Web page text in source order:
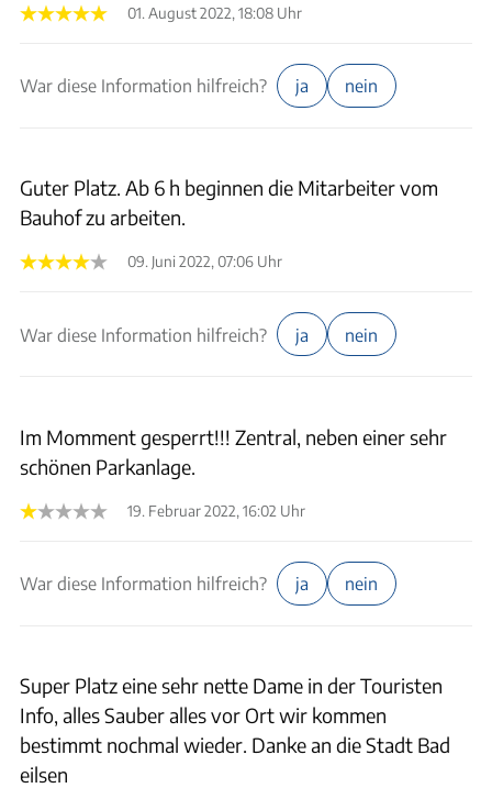
01. August 2022, 18:08 Uhr
War diese Information hilfreich? ja nein
Guter Platz. Ab 6 h beginnen die Mitarbeiter vom
Bauhof zu arbeiten.
09. Juni 2022, 07:06 Uhr
War diese Information hilfreich? ja nein
Im Momment gesperrt!!! Zentral, neben einer sehr
schönen Parkanlage.
19. Februar 2022, 16:02 Uhr
War diese Information hilfreich? ja nein
Super Platz eine sehr nette Dame in der Touristen
Info, alles Sauber alles vor Ort wir kommen
bestimmt nochmal wieder. Danke an die Stadt Bad
eilsen